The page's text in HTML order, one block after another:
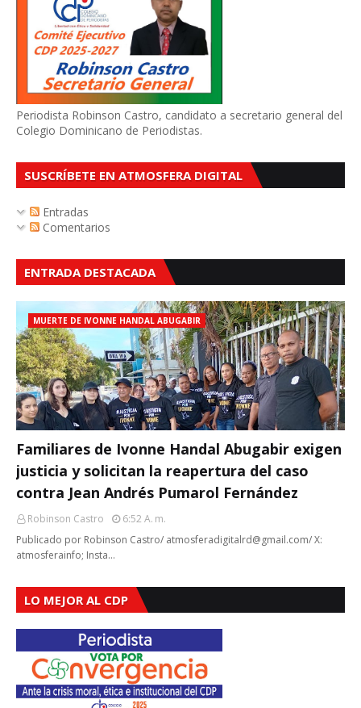
Periodista Robinson Castro, candidato a secretario general del
Colegio Dominicano de Periodistas.
SUSCRÍBETE EN ATMOSFERA DIGITAL
Entradas
Comentarios
ENTRADA DESTACADA
MUERTE DE IVONNE HANDAL ABUGABIR
Familiares de Ivonne Handal Abugabir exigen
justicia y solicitan la reapertura del caso
contra Jean Andrés Pumarol Fernández
Robinson Castro
6:52 A. M.
Publicado por Robinson Castro/ atmosferadigitalrd@gmail.com/ X:
atmosferainfo; Insta…
LO MEJOR AL CDP